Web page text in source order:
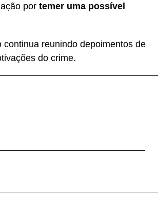
por temer uma possível
reunindo depoimentos de
do crime.